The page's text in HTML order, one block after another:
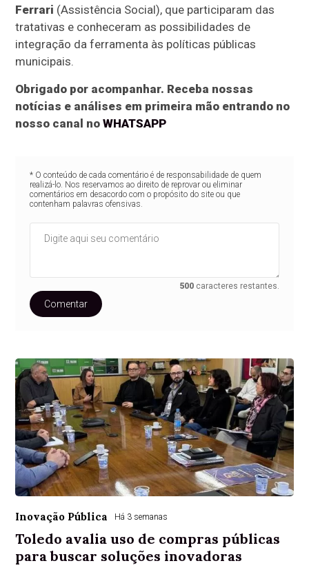
Ferrari (Assistência Social), que participaram das
tratativas e conheceram as possibilidades de
integração da ferramenta às políticas públicas
municipais.
Obrigado por acompanhar. Receba nossas
notícias e análises em primeira mão entrando no
nosso canal noWHATSAPP
* O conteúdo de cada comentário é de responsabilidade de quem
realizá-lo. Nos reservamos ao direito de reprovar ou eliminar
comentários em desacordo com o propósito do site ou que
contenham palavras ofensivas.
500 caracteres restantes.
Comentar
Inovação Pública Há 3 semanas
Toledo avalia uso de compras públicas
para buscar soluções inovadoras